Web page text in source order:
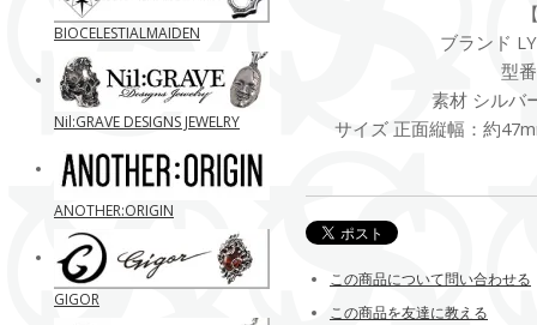
ブランド
型
素材 シルバ
サイズ 正面縦幅：約
この商品について問い合わせる
この商品を友達に教える
BIOCELESTIALMAIDEN
Nil:GRAVE DESIGNS JEWELRY
ANOTHER:ORIGIN
GIGOR